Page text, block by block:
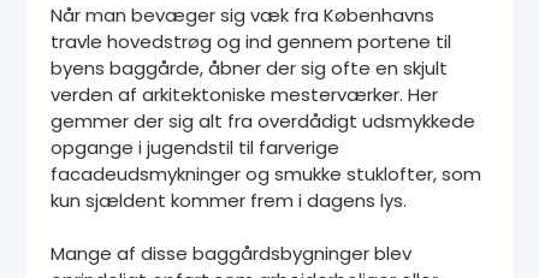
Når man bevæger sig væk fra Københavns
travle hovedstrøg og ind gennem portene til
byens baggårde, åbner der sig ofte en skjult
verden af arkitektoniske mesterværker. Her
gemmer der sig alt fra overdådigt udsmykkede
opgange i jugendstil til farverige
facadeudsmykninger og smukke stuklofter, som
kun sjældent kommer frem i dagens lys.
Mange af disse baggårdsbygninger blev